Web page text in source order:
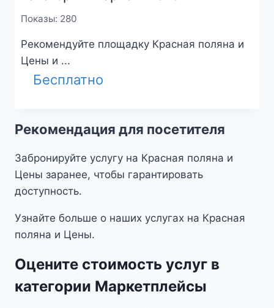
Показы: 280
Рекомендуйте площадку Красная поляна и
Цены и ...
Бесплатно
Рекомендация для посетителя
Забронируйте услугу на Красная поляна и
Цены заранее, чтобы гарантировать
доступность.
Узнайте больше о наших услугах на Красная
поляна и Цены.
Оцените стоимость услуг в
категории Маркетплейсы